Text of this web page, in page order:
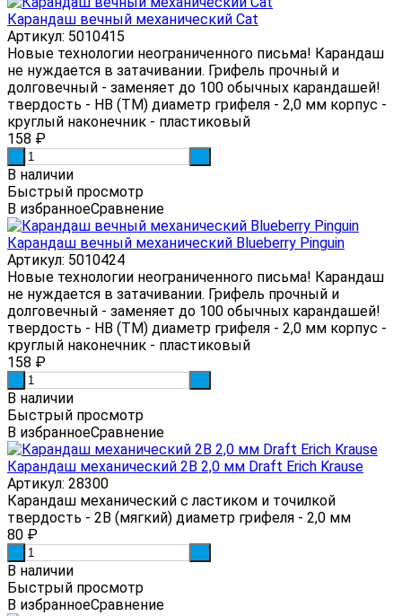
Карандаш вечный механический Cat
Артикул: 5010415
Новые технологии неограниченного письма! Карандаш
не нуждается в затачивании. Грифель прочный и
долговечный - заменяет до 100 обычных карандашей!
твердость - HB (ТМ) диаметр грифеля - 2,0 мм корпус -
круглый наконечник - пластиковый
158 ₽
В наличии
Быстрый просмотр
В избранноеСравнение
Карандаш вечный механический Blueberry Pinguin
Артикул: 5010424
Новые технологии неограниченного письма! Карандаш
не нуждается в затачивании. Грифель прочный и
долговечный - заменяет до 100 обычных карандашей!
твердость - HB (ТМ) диаметр грифеля - 2,0 мм корпус -
круглый наконечник - пластиковый
158 ₽
В наличии
Быстрый просмотр
В избранноеСравнение
Карандаш механический 2B 2,0 мм Draft Erich Krause
Артикул: 28300
Карандаш механический с ластиком и точилкой
твердость - 2В (мягкий) диаметр грифеля - 2,0 мм
80 ₽
В наличии
Быстрый просмотр
В избранноеСравнение